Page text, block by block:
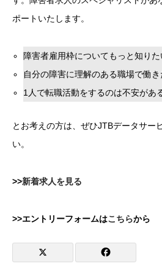
ポートいたします。
障害者雇用枠についてもっと知りた
自分の障害に理解のある職場で働
1人で転職活動をするのは不安があ
とお考えの方は、ぜひJTBデータサー
い。
>>新着求人を見る
>>エントリーフォームはこちらから